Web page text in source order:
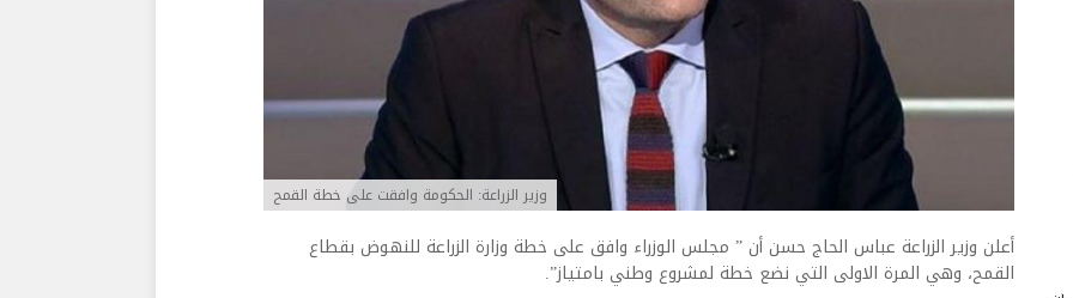
وزير الزراعة: الحكومة وافقت على خطة القمح
أعلن وزير الزراعة عباس الحاج حسن أن ” مجلس الوزراء وافق على خطة وزارة الزراعة للنهوض بقطاع
القمح، وهي المرة الاولى التي نضع خطة لمشروع وطني بامتياز”.